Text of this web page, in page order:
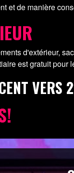
et de manière
d'extérieur,
est gratuit
VERS